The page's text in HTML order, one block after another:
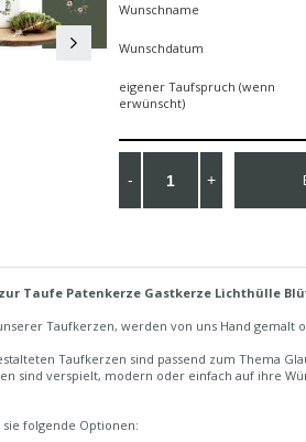
Wunschname
Wunschdatum
eigener Taufspruch (wenn
erwünscht)
Taufe Patenkerze Gastkerze Lichthülle
Taufkerzen, werden von uns Hand gemalt
Taufkerzen sind passend zum Thema
sind verspielt, modern oder einfach auf ihre
folgende Optionen: